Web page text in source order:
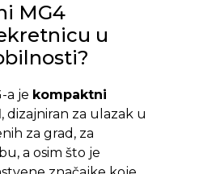
MG4
u
a je kompaktni
, dizajniran za ulazak u
za grad, za
a osim što je